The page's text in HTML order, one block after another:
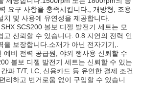
요구 사항을 충족시킵니다., 개방형, 조용
치 및 사용에 유연성을 제공합니다.
SCS200 볼보 디젤 발전기 세트는 모
고 신뢰할 수 있습니다. 0.8 지연의 전력 인
보장합니다.소재가 아닌 전자기기,.
예비 전력 공급원, 야외 행사용 신뢰할 수
볼보 디젤 발전기 세트는 신뢰할 수 있는
과 T/T, LC, 신용카드 등 유연한 결제 조건
리하고 번거로움 없이 구입할 수 있습니